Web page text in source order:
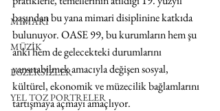
MİMARİ
MÜZİK
EGZERSİZLER
YEL TOZ PORTRELER
başından bu yana mimari disiplinine katkıda
bulunuyor. OASE 99, bu kurumların hem şu
anki hem de gelecekteki durumlarını
yansıtabilmek amacıyla değişen sosyal,
kültürel, ekonomik ve müzecilik bağlamlarını
tartışmaya açmayı amaçlıyor.